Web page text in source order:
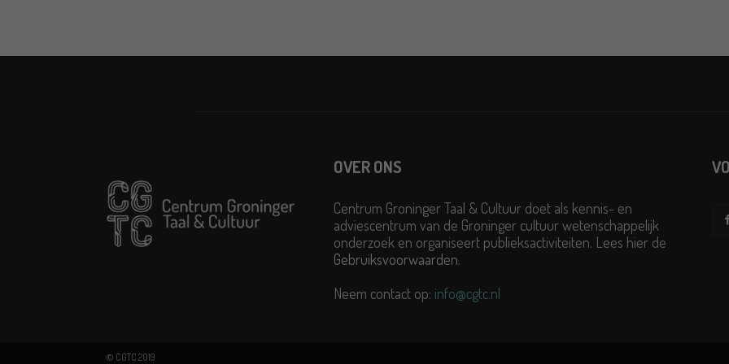
OVER ONS
Centrum Groninger Taal & Cultuur doet als kennis- en
adviescentrum van de Groninger cultuur wetenschappelijk
onderzoek en organiseert publieksactiviteiten. Lees hier de
Gebruiksvoorwaarden.
Neem contact op: info@cgtc.nl
© CGTC 2019